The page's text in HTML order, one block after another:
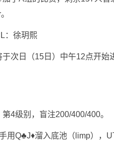
：徐玥熙
于次日（15日）中午12点开
4级别，盲注200/400/400。
用Q♣️J♦️溜入底池（limp），